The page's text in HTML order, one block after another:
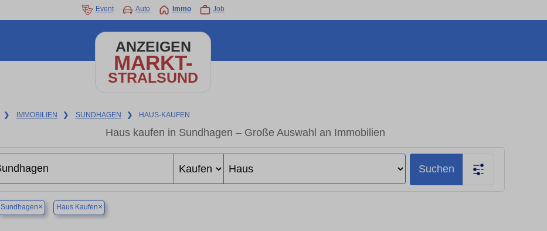
Event Auto Immo Job
ANZEIGEN
MARKT-
STRALSUND
❯ IMMOBILIEN ❯ SUNDHAGEN ❯ HAUS-KAUFEN
Haus kaufen in Sundhagen – Große Auswahl an Immobilien
Suchen
Sundhagen× Haus Kaufen×